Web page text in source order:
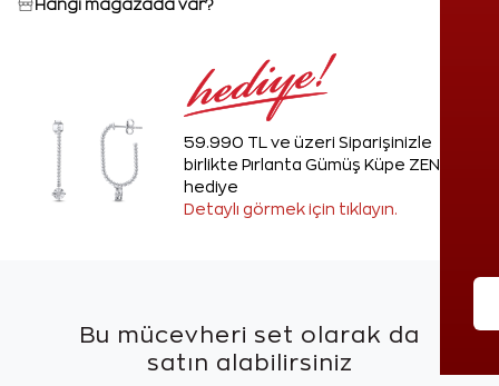
Hangi mağazada var?
59.990 TL ve üzeri Siparişinizle
birlikte Pırlanta Gümüş Küpe ZEN'den
hediye
Detaylı görmek için tıklayın.
Bu mücevheri set olarak da
satın alabilirsiniz